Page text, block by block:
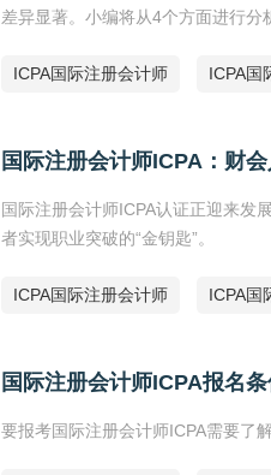
差异显著。小编将从4个方面进行分
ICPA国际注册会计师 ICPA国
国际注册会计师ICPA：财
国际注册会计师ICPA认证正迎来发
者实现职业突破的“金钥匙”。
ICPA国际注册会计师 ICPA国
国际注册会计师ICPA报名
要报考国际注册会计师ICPA需要了